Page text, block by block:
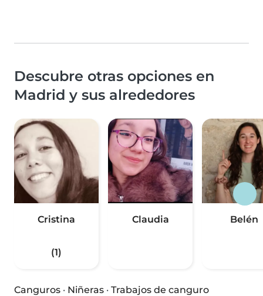
Descubre otras opciones en
Madrid y sus alrededores
Cristina
(1)
Claudia Belén
Canguros · Niñeras · Trabajos de canguro